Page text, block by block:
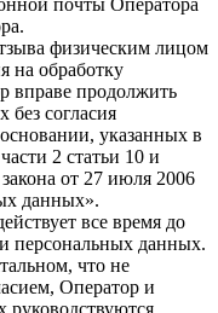
физическим лицом
на обработку
вправе продолжить
без согласия
указанных в
2 статьи 10 и
от 27 июля 2006
данных».
все время до
персональных данных.
что не
Оператор и